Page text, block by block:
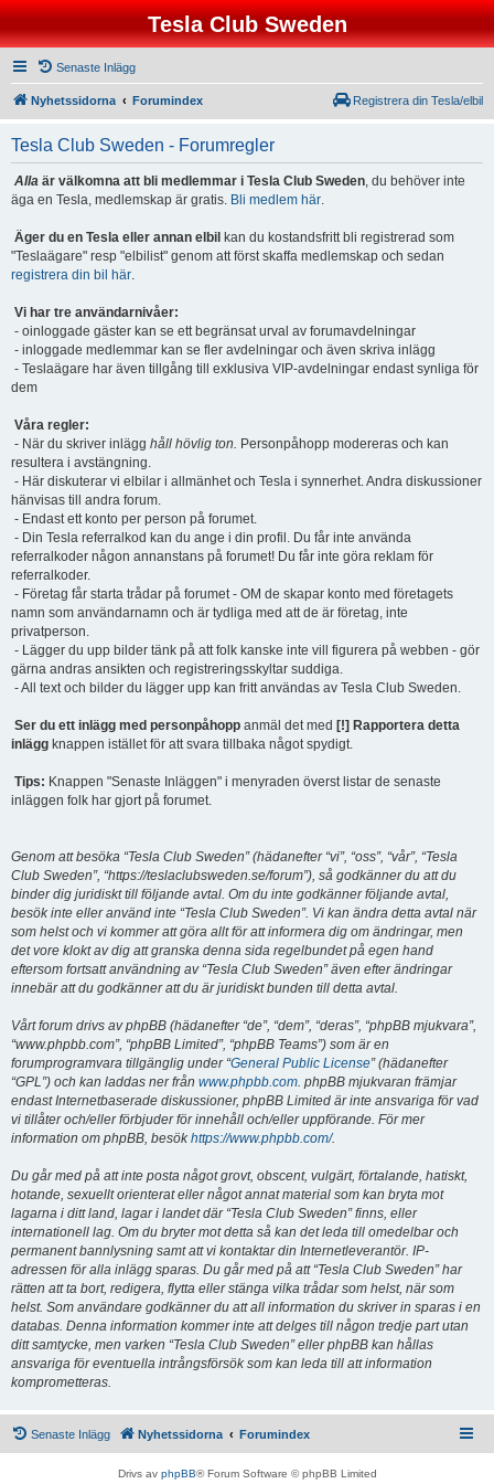
Tesla Club Sweden
Senaste Inlägg
Nyhetssidorna Forumindex Registrera din Tesla/elbil
Tesla Club Sweden - Forumregler
Alla är välkomna att bli medlemmar i Tesla Club Sweden, du behöver inte
äga en Tesla, medlemskap är gratis. Bli medlem här.
Äger du en Tesla eller annan elbil kan du kostandsfritt bli registrerad som
"Teslaägare" resp "elbilist" genom att först skaffa medlemskap och sedan
registrera din bil här.
Vi har tre användarnivåer:
- oinloggade gäster kan se ett begränsat urval av forumavdelningar
- inloggade medlemmar kan se fler avdelningar och även skriva inlägg
- Teslaägare har även tillgång till exklusiva VIP-avdelningar endast synliga för
dem
Våra regler:
- När du skriver inlägg håll hövlig ton. Personpåhopp modereras och kan
resultera i avstängning.
- Här diskuterar vi elbilar i allmänhet och Tesla i synnerhet. Andra diskussioner
hänvisas till andra forum.
- Endast ett konto per person på forumet.
- Din Tesla referralkod kan du ange i din profil. Du får inte använda
referralkoder någon annanstans på forumet! Du får inte göra reklam för
referralkoder.
- Företag får starta trådar på forumet - OM de skapar konto med företagets
namn som användarnamn och är tydliga med att de är företag, inte
privatperson.
- Lägger du upp bilder tänk på att folk kanske inte vill figurera på webben - gör
gärna andras ansikten och registreringsskyltar suddiga.
- All text och bilder du lägger upp kan fritt användas av Tesla Club Sweden.
Ser du ett inlägg med personpåhopp anmäl det med [!] Rapportera detta
inlägg knappen istället för att svara tillbaka något spydigt.
Tips: Knappen "Senaste Inläggen" i menyraden överst listar de senaste
inläggen folk har gjort på forumet.
Genom att besöka “Tesla Club Sweden” (hädanefter “vi”, “oss”, “vår”, “Tesla
Club Sweden”, “https://teslaclubsweden.se/forum”), så godkänner du att du
binder dig juridiskt till följande avtal. Om du inte godkänner följande avtal,
besök inte eller använd inte “Tesla Club Sweden”. Vi kan ändra detta avtal när
som helst och vi kommer att göra allt för att informera dig om ändringar, men
det vore klokt av dig att granska denna sida regelbundet på egen hand
eftersom fortsatt användning av “Tesla Club Sweden” även efter ändringar
innebär att du godkänner att du är juridiskt bunden till detta avtal.
Vårt forum drivs av phpBB (hädanefter “de”, “dem”, “deras”, “phpBB mjukvara”,
“www.phpbb.com”, “phpBB Limited”, “phpBB Teams”) som är en
forumprogramvara tillgänglig under “General Public License” (hädanefter
“GPL”) och kan laddas ner från www.phpbb.com. phpBB mjukvaran främjar
endast Internetbaserade diskussioner, phpBB Limited är inte ansvariga för vad
vi tillåter och/eller förbjuder för innehåll och/eller uppförande. För mer
information om phpBB, besökhttps://www.phpbb.com/.
Du går med på att inte posta något grovt, obscent, vulgärt, förtalande, hatiskt,
hotande, sexuellt orienterat eller något annat material som kan bryta mot
lagarna i ditt land, lagar i landet där “Tesla Club Sweden” finns, eller
internationell lag. Om du bryter mot detta så kan det leda till omedelbar och
permanent bannlysning samt att vi kontaktar din Internetleverantör. IP-
adressen för alla inlägg sparas. Du går med på att “Tesla Club Sweden” har
rätten att ta bort, redigera, flytta eller stänga vilka trådar som helst, när som
helst. Som användare godkänner du att all information du skriver in sparas i en
databas. Denna information kommer inte att delges till någon tredje part utan
ditt samtycke, men varken “Tesla Club Sweden” eller phpBB kan hållas
ansvariga för eventuella intrångsförsök som kan leda till att information
komprometteras.
Senaste Inlägg Nyhetssidorna Forumindex
Drivs av phpBB® Forum Software © phpBB Limited